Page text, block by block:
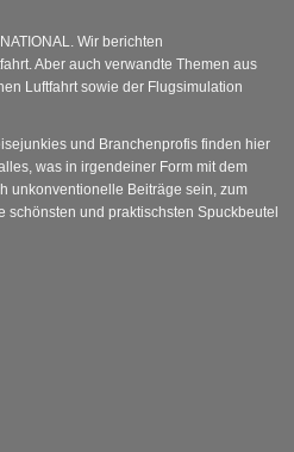
Wir berichten
Aber auch verwandte Themen aus
Luftfahrt sowie der Flugsimulation
und Branchenprofis finden hier
was in irgendeiner Form mit dem
unkonventionelle Beiträge sein, zum
schönsten und praktischsten Spuckbeutel